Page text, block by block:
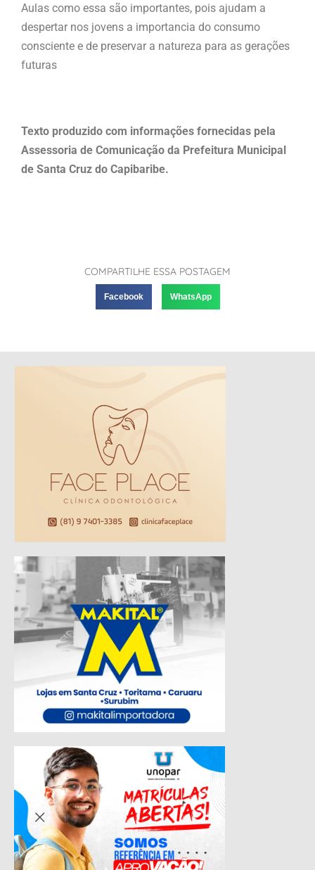
Aulas como essa são importantes, pois ajudam a
despertar nos jovens a importancia do consumo
consciente e de preservar a natureza para as gerações
futuras
Texto produzido com informações fornecidas pela
Assessoria de Comunicação da Prefeitura Municipal
de Santa Cruz do Capibaribe.
COMPARTILHE ESSA POSTAGEM
Facebook WhatsApp